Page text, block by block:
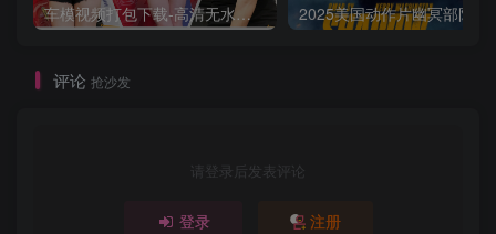
车模视频打包下载-高清无水印版
评论 抢沙发
请登录后发表评论
登录 注册